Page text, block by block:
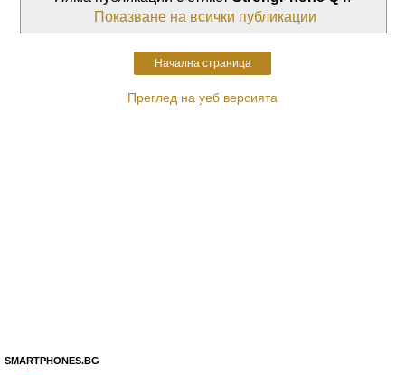
Показване на всички публикации
Начална страница
Преглед на уеб версията
SMARTPHONES.BG